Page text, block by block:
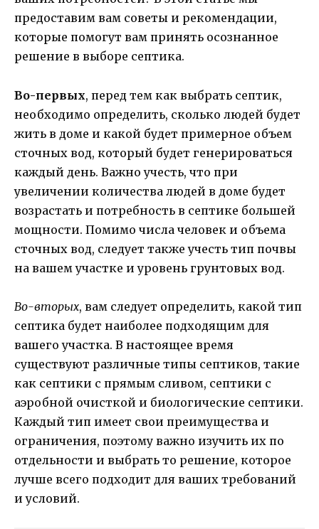
предоставим вам советы и рекомендации,
которые помогут вам принять осознанное
решение в выборе септика.
Во-первых, перед тем как выбрать септик,
необходимо определить, сколько людей будет
жить в доме и какой будет примерное объем
сточных вод, который будет генерироваться
каждый день. Важно учесть, что при
увеличении количества людей в доме будет
возрастать и потребность в септике большей
мощности. Помимо числа человек и объема
сточных вод, следует также учесть тип почвы
на вашем участке и уровень грунтовых вод.
Во-вторых, вам следует определить, какой тип
септика будет наиболее подходящим для
вашего участка. В настоящее время
существуют различные типы септиков, такие
как септики с прямым сливом, септики с
аэробной очисткой и биологические септики.
Каждый тип имеет свои преимущества и
ограничения, поэтому важно изучить их по
отдельности и выбрать то решение, которое
лучше всего подходит для ваших требований
и условий.